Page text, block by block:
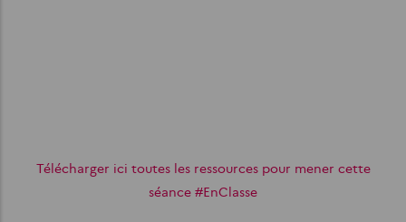
Télécharger ici toutes les ressources pour mener cette
séance #EnClasse